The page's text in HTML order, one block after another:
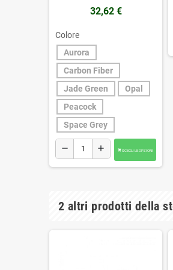
32,62 €
Colore
Aurora
Carbon Fiber
Jade Green
Opal
Peacock
Space Grey
remove add SCEGLI LE OPZIONI
2 altri prodotti della